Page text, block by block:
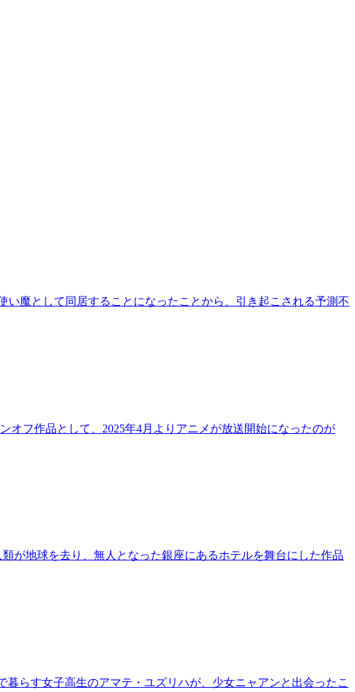
魔として同居することになったことから、引き起こされる予測不
フ作品として、2025年4月よりアニメが放送開始になったのが
が地球を去り、無人となった銀座にあるホテルを舞台にした作品
らす女子高生のアマテ・ユズリハが、少女ニャアンと出会ったこ